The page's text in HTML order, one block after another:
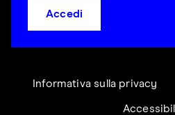
Accedi
Informativa sulla privacy